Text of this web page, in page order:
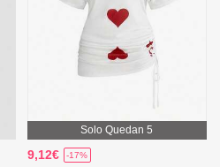
Solo Quedan 5
9,12€ -17%